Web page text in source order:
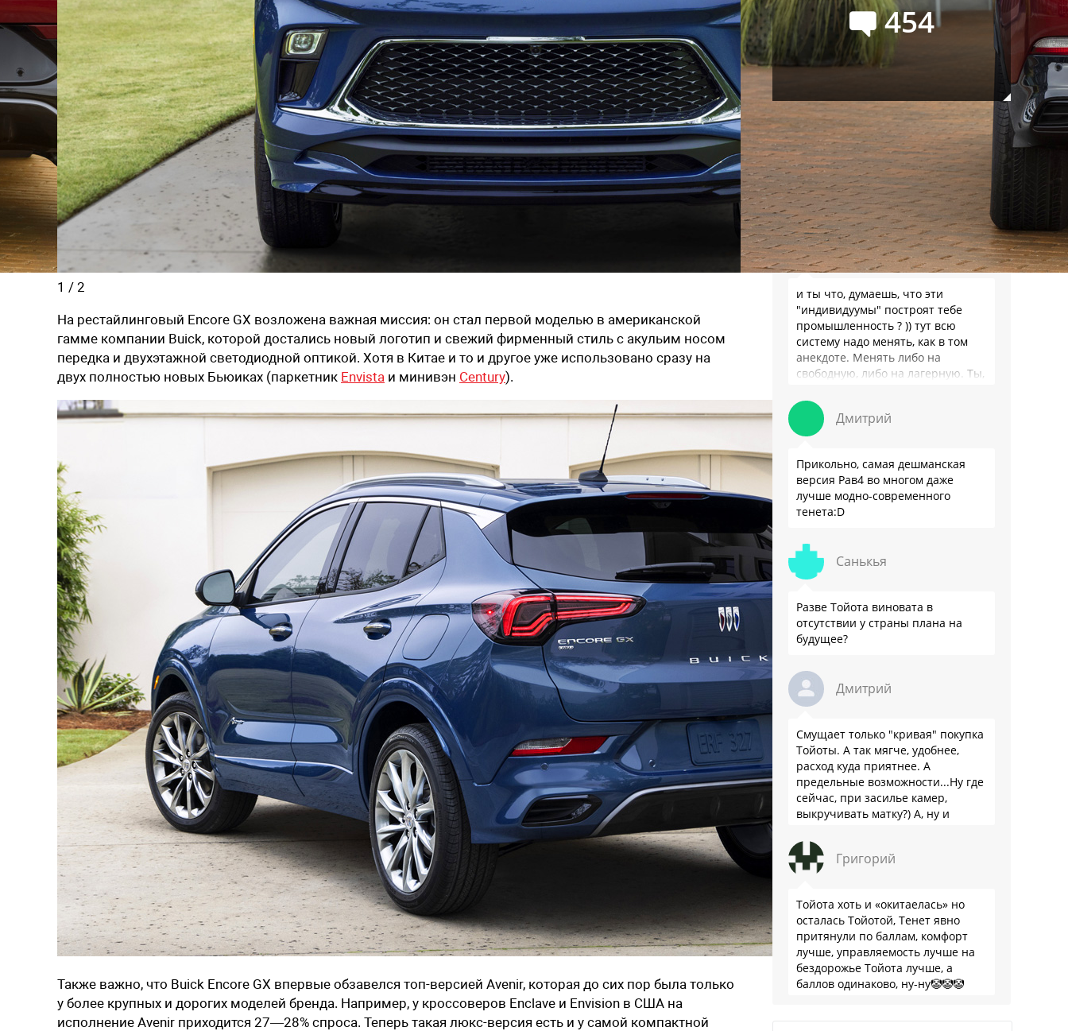
1 / 2
На рестайлинговый Encore GX возложена важная миссия: он стал первой моделью в американской
гамме компании Buick, которой достались новый логотип и свежий фирменный стиль с акульим носом
передка и двухэтажной светодиодной оптикой. Хотя в Китае и то и другое уже использовано сразу на
двух полностью новых Бьюиках (паркетник Envista и минивэн Century).
Также важно, что Buick Encore GX впервые обзавелся топ-версией Avenir, которая до сих пор была только
у более крупных и дорогих моделей бренда. Например, у кроссоверов Enclave и Envision в США на
исполнение Avenir приходится 27—28% спроса. Теперь такая люкс-версия есть и у самой компактной
454
Официальный Li L9: покупать
или нет? Девять мнений
Сейчас обсуждают
Василий Дроздов
и ты что, думаешь, что эти
"индивидуумы" построят тебе
промышленность ? )) тут всю
систему надо менять, как в том
анекдоте. Менять либо на
свободную, либо на лагерную. Ты,
Дмитрий
Прикольно, самая дешманская
версия Рав4 во многом даже
лучше модно-современного
тенета:D
Санькья
Разве Тойота виновата в
отсутствии у страны плана на
будущее?
Дмитрий
Смущает только "кривая" покупка
Тойоты. А так мягче, удобнее,
расход куда приятнее. А
предельные возможности...Ну где
сейчас, при засилье камер,
выкручивать матку?) А, ну и
забываем.
Григорий
Тойота хоть и «окитаелась» но
осталась Тойотой, Тенет явно
притянули по баллам, комфорт
лучше, управляемость лучше на
бездорожье Тойота лучше, а
баллов одинаково, ну-ну🤡🤡🤡